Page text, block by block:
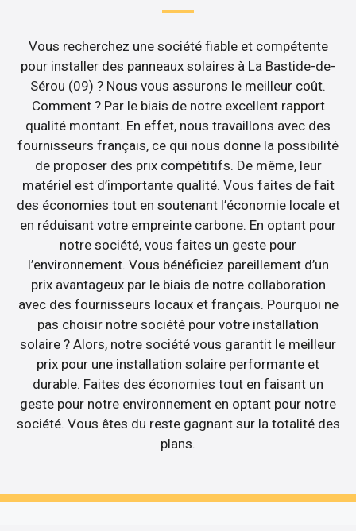
Vous recherchez une société fiable et compétente
pour installer des panneaux solaires à La Bastide-de-
Sérou (09) ? Nous vous assurons le meilleur coût.
Comment ? Par le biais de notre excellent rapport
qualité montant. En effet, nous travaillons avec des
fournisseurs français, ce qui nous donne la possibilité
de proposer des prix compétitifs. De même, leur
matériel est d’importante qualité. Vous faites de fait
des économies tout en soutenant l’économie locale et
en réduisant votre empreinte carbone. En optant pour
notre société, vous faites un geste pour
l’environnement. Vous bénéficiez pareillement d’un
prix avantageux par le biais de notre collaboration
avec des fournisseurs locaux et français. Pourquoi ne
pas choisir notre société pour votre installation
solaire ? Alors, notre société vous garantit le meilleur
prix pour une installation solaire performante et
durable. Faites des économies tout en faisant un
geste pour notre environnement en optant pour notre
société. Vous êtes du reste gagnant sur la totalité des
plans.